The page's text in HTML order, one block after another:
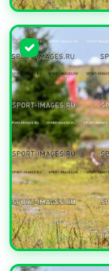
УВЕЛИЧИТЬ
УВЕЛИЧИТЬ